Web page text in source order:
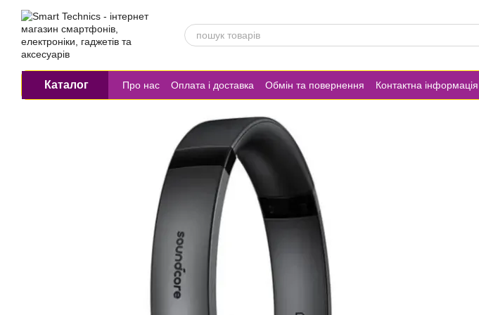
Перейти до основного контенту
Каталог Про нас Оплата і доставка Обмін та повернення Контактна інформація